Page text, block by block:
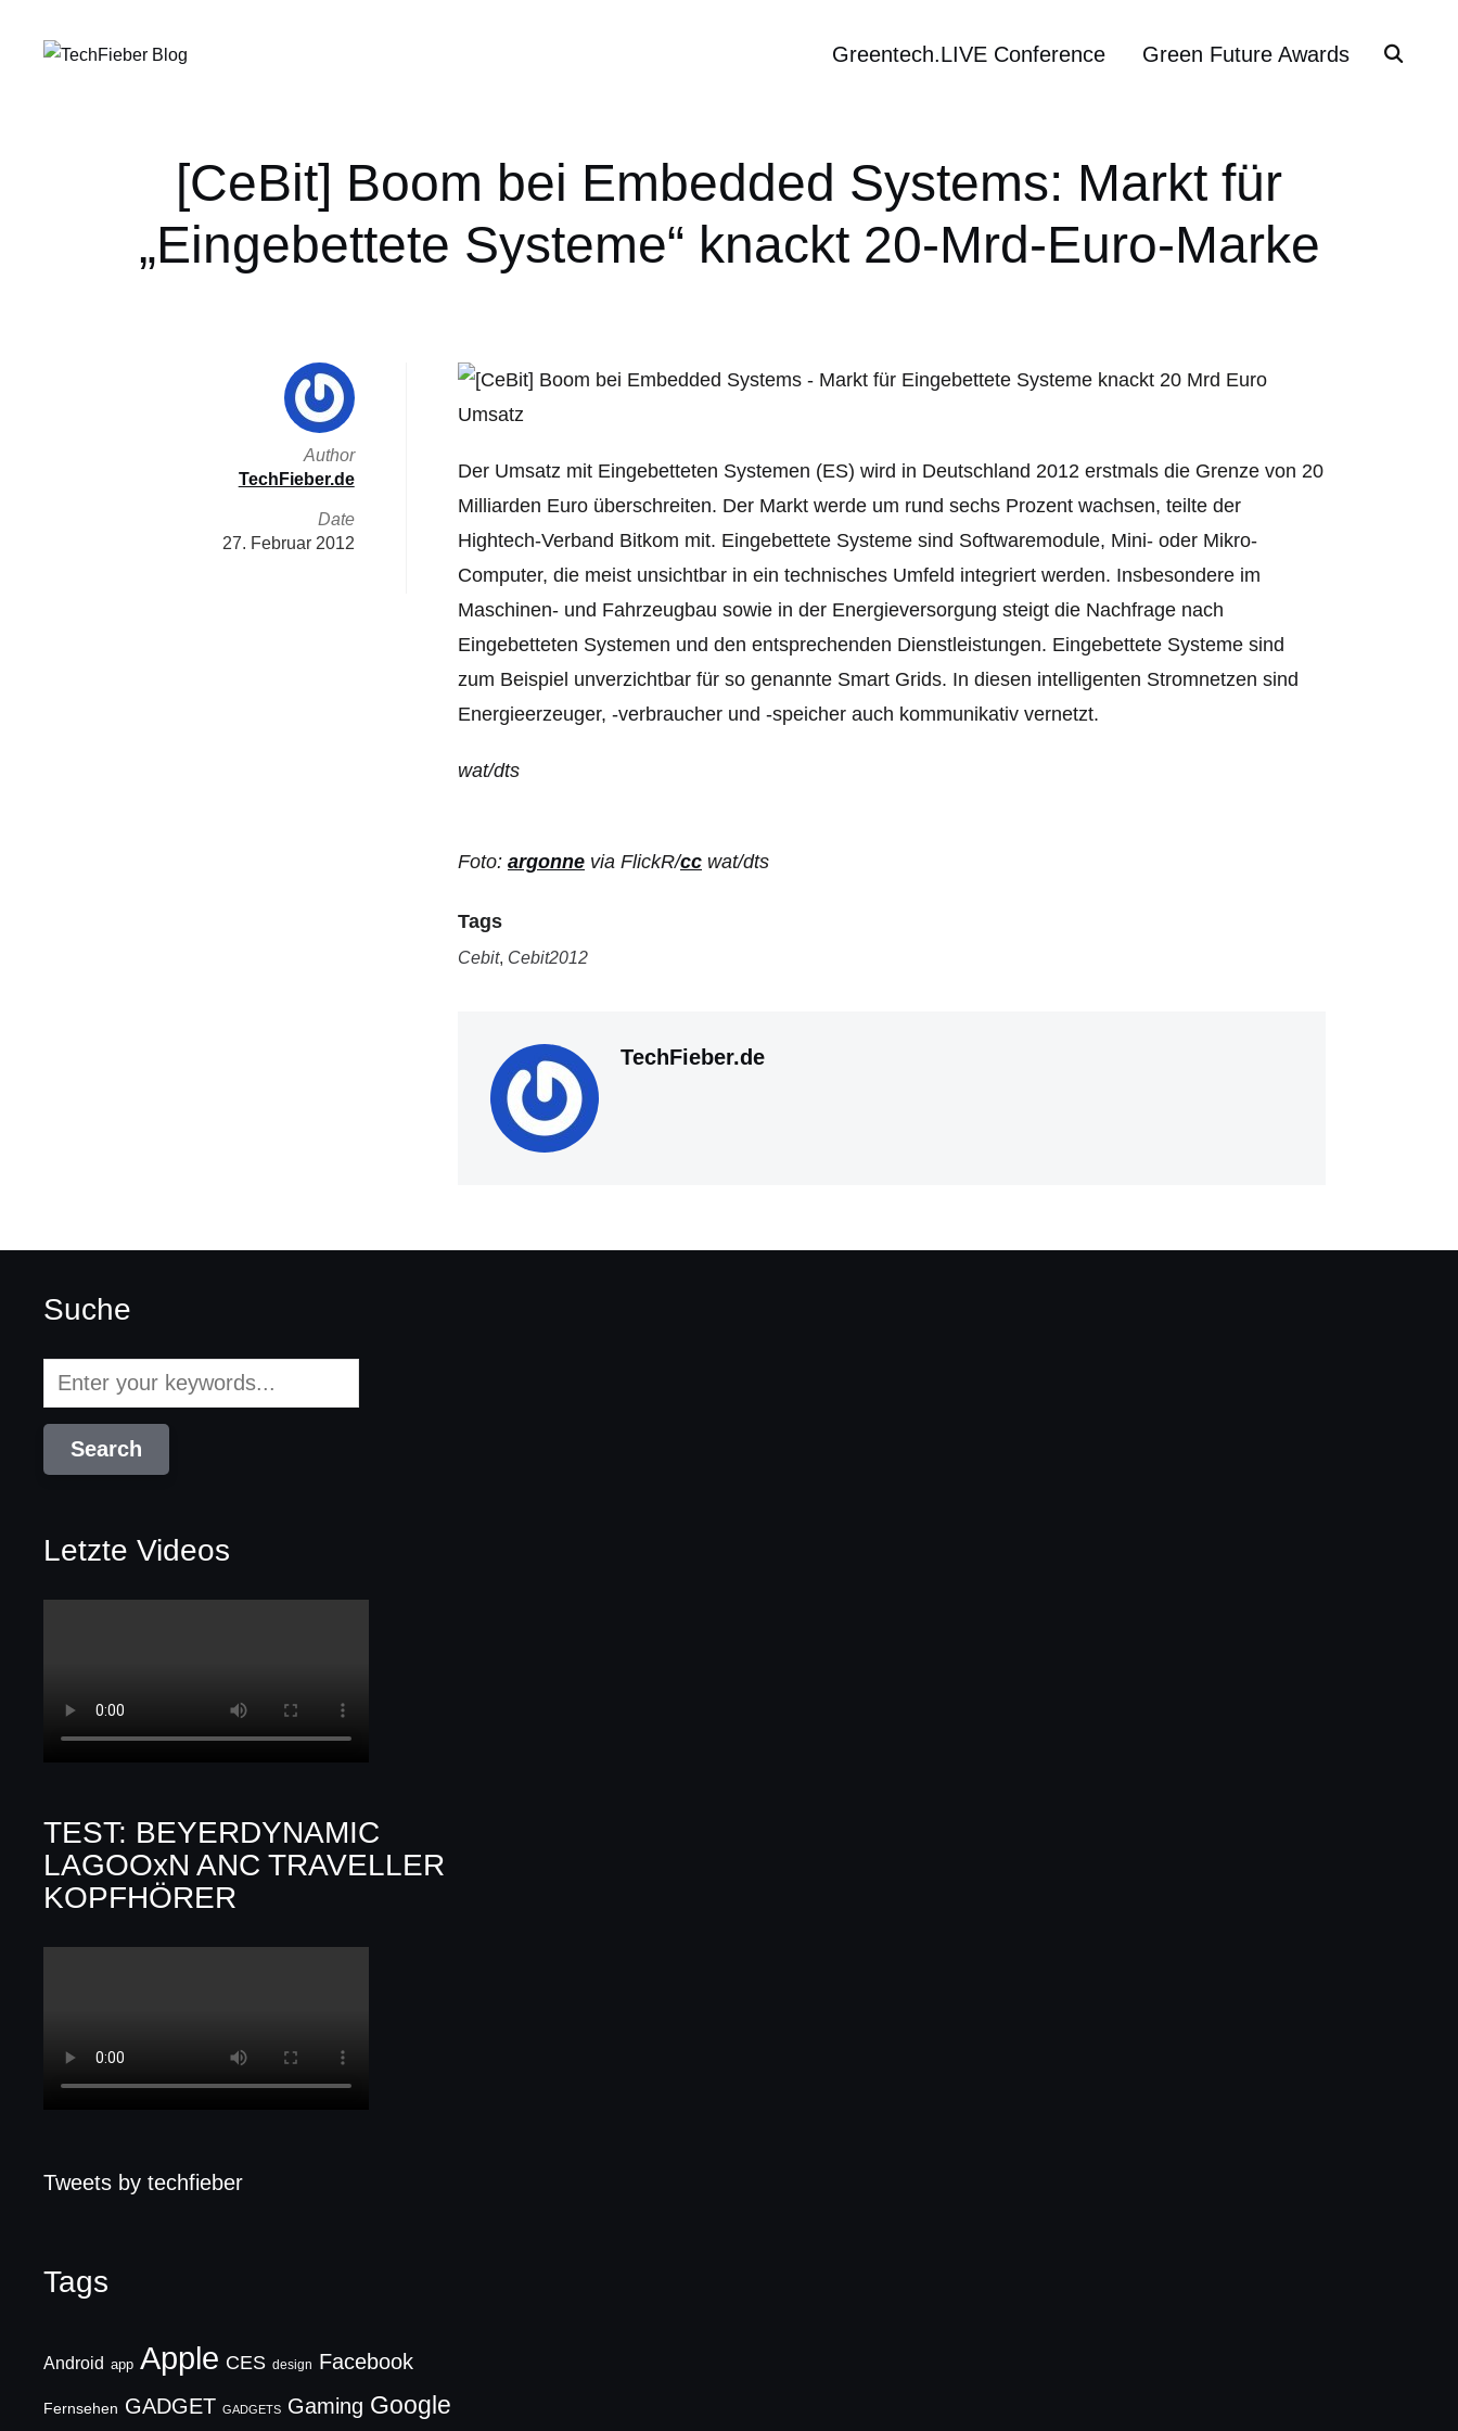
Greentech.LIVE Conference Green Future Awards
[CeBit] Boom bei Embedded Systems: Markt für
„Eingebettete Systeme“ knackt 20-Mrd-Euro-Marke
Der Umsatz mit Eingebetteten Systemen (ES) wird in Deutschland 2012 erstmals die Grenze von 20
Milliarden Euro überschreiten. Der Markt werde um rund sechs Prozent wachsen, teilte der
Hightech-Verband Bitkom mit. Eingebettete Systeme sind Softwaremodule, Mini- oder Mikro-
Computer, die meist unsichtbar in ein technisches Umfeld integriert werden. Insbesondere im
Maschinen- und Fahrzeugbau sowie in der Energieversorgung steigt die Nachfrage nach
Eingebetteten Systemen und den entsprechenden Dienstleistungen. Eingebettete Systeme sind
zum Beispiel unverzichtbar für so genannte Smart Grids. In diesen intelligenten Stromnetzen sind
Energieerzeuger, -verbraucher und -speicher auch kommunikativ vernetzt.
wat/dts
Foto: argonne via FlickR/cc wat/dts
Tags
Cebit, Cebit2012
TechFieber.de
Author
TechFieber.de
Date
27. Februar 2012
Suche
Letzte Videos
TEST: BEYERDYNAMIC
LAGOOxN ANC TRAVELLER
KOPFHÖRER
Tweets by techfieber
Tags
Android app Apple CES design Facebook
Fernsehen GADGET GADGETS Gaming Google